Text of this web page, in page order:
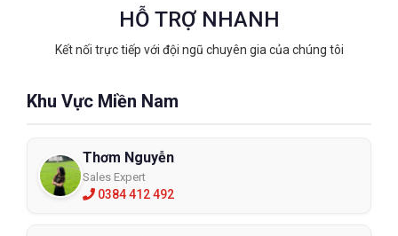
kính cũng như bảo vệ mắt tốt hơn. Bởi nếu bạn không tìm hiểu
mà sử dụng kính sai cách, sai mục đích sẽ gây ra những thương
tổn không đáng có cho mắt.
Bạn phải tìm hiểu kính được dùng trong những môi trường như
thế nào? Nhiệt độ bảo quản ra sao? Thường thì kính bảo hộ lao
khai thác, xây dựng, chế biến lâm sản, ….Và bảo quản ở nhiệt độ
dưới 30 độ C.
HỖ TRỢ NHANH
Kết nối trực tiếp với đội ngũ chuyên gia của chúng tôi
Khu Vực Miền Nam
Thơm Nguyễn
Sales Expert
0384 412 492